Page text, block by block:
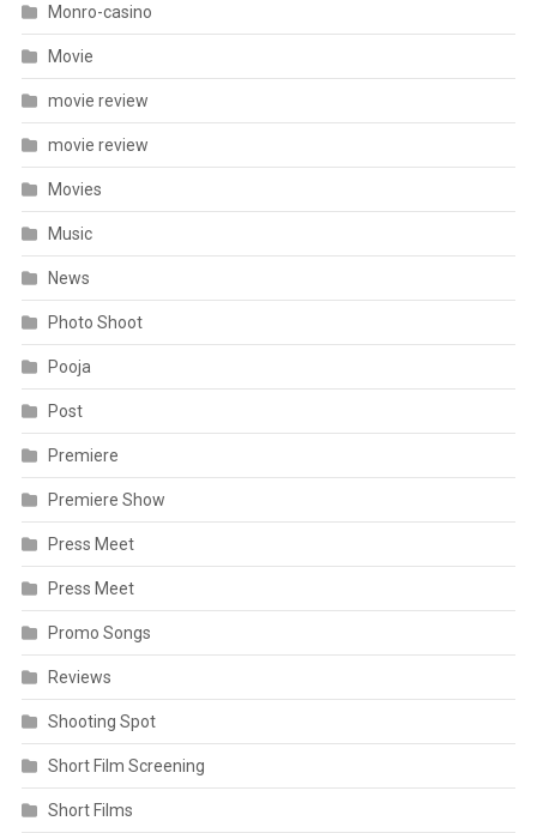
Monro-casino
Movie
movie review
movie review
Movies
Music
News
Photo Shoot
Pooja
Post
Premiere
Premiere Show
Press Meet
Press Meet
Promo Songs
Reviews
Shooting Spot
Short Film Screening
Short Films